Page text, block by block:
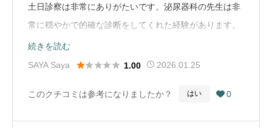
土日診察は非常にありがたいです。泌尿器科の先生は非
常に穏やかで的確な診断をしてくれた経験があります。
連休中に、転倒して前歯を折り、唇の上を切りました。
夜間、他の救急で外科で４針縫っていただきました。翌
行っても支障ないか、整形外科の方が少しでも後が残ら
続きを読む
SAYA Saya
 1.00 2026.01.25
このクチコミは参考になりましたか？ はい  0